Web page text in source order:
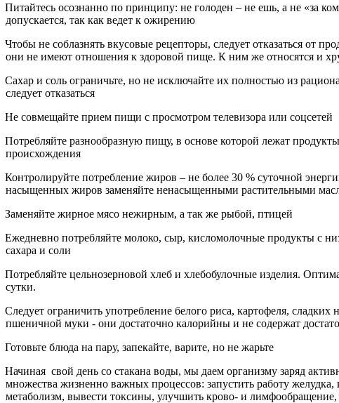
Питайтесь осознанно по принципу: не голоден – не ешь, а не «за
допускается, так как ведет к ожирению
Чтобы не соблазнять вкусовые рецепторы, следует отказаться от
они не имеют отношения к здоровой пище. К ним же относятся и
Сахар и соль ограничьте, но не исключайте их полностью из
следует отказаться
Не совмещайте прием пищи с просмотром телевизора или соцсетей
Потребляйте разнообразную пищу, в основе которой лежат
происхождения
Контролируйте потребление жиров – не более 30 % суточной
насыщенных жиров заменяйте ненасыщенными растительными
Заменяйте жирное мясо нежирным, а так же рыбой, птицей
Ежедневно потребляйте молоко, сыр, кисломолочные продукты с
сахара и соли
Потребляйте цельнозерновой хлеб и хлебобулочные изделия.
сутки.
Следует ограничить употребление белого риса, картофеля, сладких
пшеничной муки - они достаточно калорийны и не содержат
Готовьте блюда на пару, запекайте, варите, но не жарьте
Начиная свой день со стакана воды, мы даем организму заряд
множества жизненно важных процессов: запустить работу
метаболизм, вывести токсины, улучшить крово- и лимфообращение,